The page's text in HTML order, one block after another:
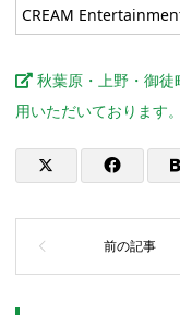
CREAM
秋葉原・上野・御徒
用いただいております。